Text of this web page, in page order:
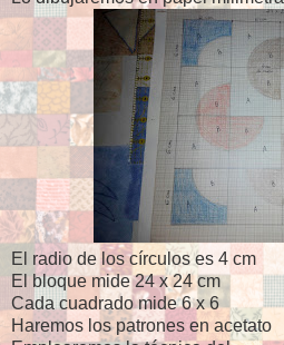
El radio de los círculos
El bloque mide 24 x 24
Cada cuadrado mide 6
Haremos los patrones en acetato